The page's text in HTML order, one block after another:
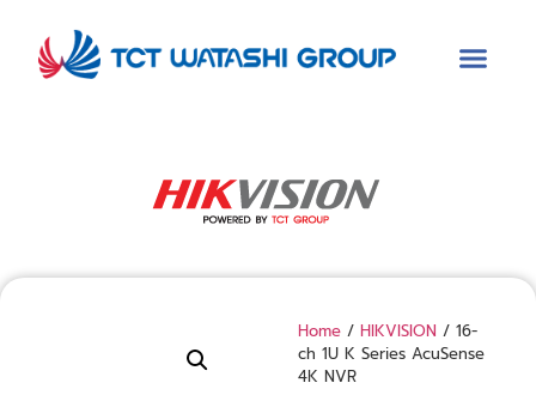
Home / HIKVISION / 16-
ch 1U K Series AcuSense
4K NVR